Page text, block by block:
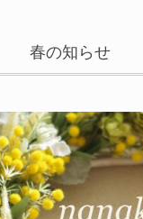
春の知らせ